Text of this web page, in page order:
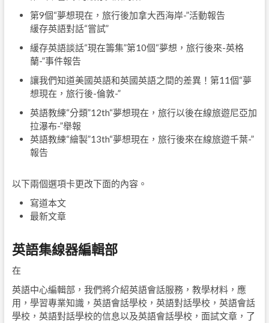
第9個“夢想現在，旅行後加拿大西海岸-”活動報告
緩存英語對話“嘗試”
緩存英語談話“現在籌集”第10個“夢想，旅行後來-英格
蘭-”事件報告
讓我們知道美國英語和英國英語之間的差異！第11個“夢
想現在，旅行後-倫敦-”
英語教練“分類”12th“夢想現在，旅行以後在線旅遊尼亞加
拉瀑布-”舉報
英語教練“繪製”13th“夢想現在，旅行後來在線旅遊千葉-”
報告
以下兩個選項卡更改下面的內容。
寫道本文
最新文章
英語集線器編輯部
在
英語中心編輯部，我們將介紹英語會話服務，教學材料，應
用，學習專業知識，英語會話學校，英語對話學校，英語會話
學校，英語對話學校的信息以及英語會話學校，面試文章，了